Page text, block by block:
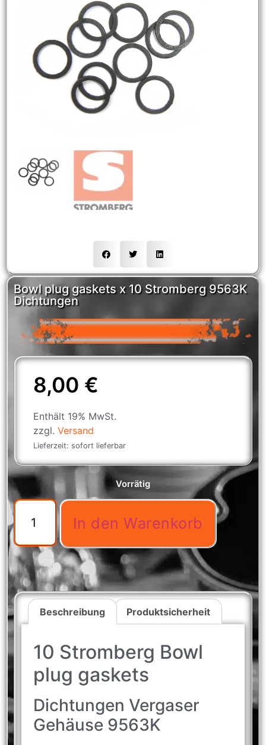
NEW
HOT
Bowl plug gaskets x 10 Stromberg 9563K
Dichtungen
8,00 €
Enthält 19% MwSt.
zzgl. Versand
Lieferzeit: sofort lieferbar
Vorrätig
In den Warenkorb
Beschreibung Produktsicherheit
10 Stromberg Bowl
plug gaskets
Dichtungen Vergaser
Gehäuse 9563K